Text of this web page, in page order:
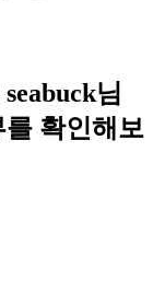
님
확인해보